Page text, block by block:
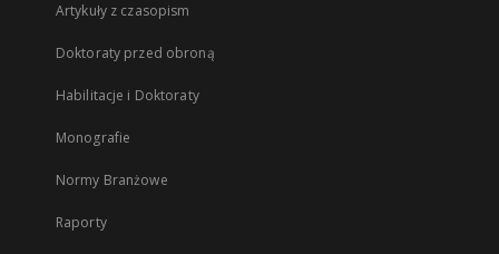
Artykuły z czasopism
Doktoraty przed obroną
Habilitacje i Doktoraty
Monografie
Normy Branżowe
Raporty